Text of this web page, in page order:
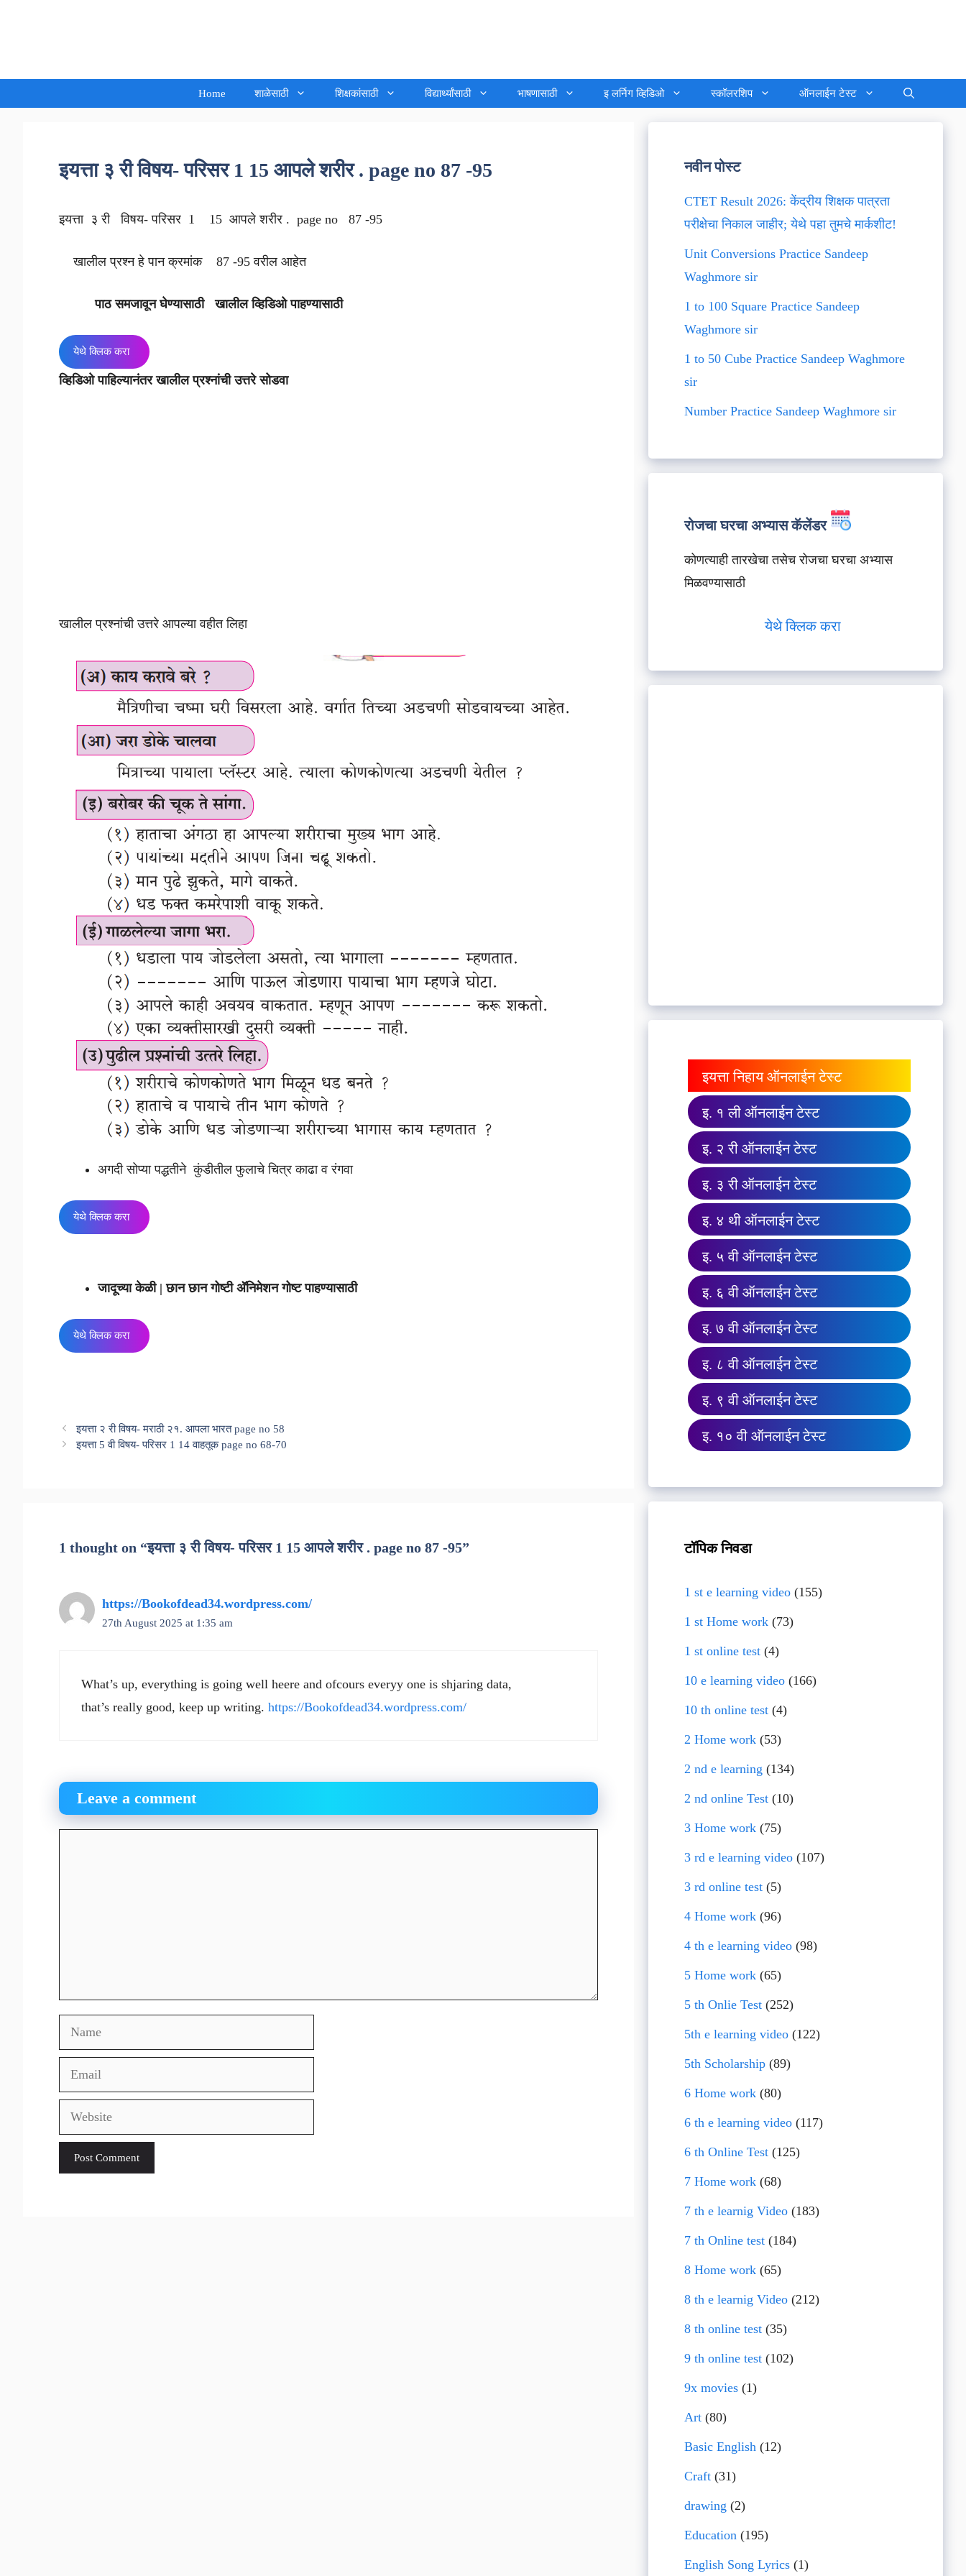
Home शाळेसाठी शिक्षकांसाठी विद्यार्थ्यांसाठी भाषणासाठी इ लर्निग व्हिडिओ स्कॉलरशिप ऑनलाईन टेस्ट
इयत्ता ३ री विषय- परिसर 1 15 आपले शरीर . page no 87 -95
इयत्ता ३ री विषय- परिसर 1 15 आपले शरीर . page no 87 -95
खालील प्रश्न हे पान क्रमांक 87 -95 वरील आहेत
पाठ समजावून घेण्यासाठी खालील व्हिडिओ पाहण्यासाठी
येथे क्लिक करा
व्हिडिओ पाहिल्यानंतर खालील प्रश्नांची उत्तरे सोडवा
खालील प्रश्नांची उत्तरे आपल्या वहीत लिहा
अगदी सोप्या पद्धतीने कुंडीतील फुलाचे चित्र काढा व रंगवा
येथे क्लिक करा
जादूच्या केळी | छान छान गोष्टी अ‍ॅनिमेशन गोष्ट पाहण्यासाठी
येथे क्लिक करा
इयत्ता २ री विषय- मराठी २१. आपला भारत page no 58
इयत्ता 5 वी विषय- परिसर 1 14 वाहतूक page no 68-70
1 thought on “इयत्ता ३ री विषय- परिसर 1 15 आपले शरीर . page no 87 -95”
https://Bookofdead34.wordpress.com/
27th August 2025 at 1:35 am
What’s up, everything is going well heere and ofcours everyy one is shjaring data,
that’s really good, keep up writing. https://Bookofdead34.wordpress.com/
Leave a comment
Name
Email
Website
नवीन पोस्ट
CTET Result 2026: केंद्रीय शिक्षक पात्रता
परीक्षेचा निकाल जाहीर; येथे पहा तुमचे मार्कशीट!
Unit Conversions Practice Sandeep
Waghmore sir
1 to 100 Square Practice Sandeep
Waghmore sir
1 to 50 Cube Practice Sandeep Waghmore
sir
Number Practice Sandeep Waghmore sir
रोजचा घरचा अभ्यास कॅलेंडर
कोणत्याही तारखेचा तसेच रोजचा घरचा अभ्यास
मिळवण्यासाठी
येथे क्लिक करा
इयत्ता निहाय ऑनलाईन टेस्ट
इ. १ ली ऑनलाईन टेस्ट
इ. २ री ऑनलाईन टेस्ट
इ. ३ री ऑनलाईन टेस्ट
इ. ४ थी ऑनलाईन टेस्ट
इ. ५ वी ऑनलाईन टेस्ट
इ. ६ वी ऑनलाईन टेस्ट
इ. ७ वी ऑनलाईन टेस्ट
इ. ८ वी ऑनलाईन टेस्ट
इ. ९ वी ऑनलाईन टेस्ट
इ. १० वी ऑनलाईन टेस्ट
टॉपिक निवडा
1 st e learning video (155)
1 st Home work (73)
1 st online test (4)
10 e learning video (166)
10 th online test (4)
2 Home work (53)
2 nd e learning (134)
2 nd online Test (10)
3 Home work (75)
3 rd e learning video (107)
3 rd online test (5)
4 Home work (96)
4 th e learning video (98)
5 Home work (65)
5 th Onlie Test (252)
5th e learning video (122)
5th Scholarship (89)
6 Home work (80)
6 th e learning video (117)
6 th Online Test (125)
7 Home work (68)
7 th e learnig Video (183)
7 th Online test (184)
8 Home work (65)
8 th e learnig Video (212)
8 th online test (35)
9 th online test (102)
9x movies (1)
Art (80)
Basic English (12)
Craft (31)
drawing (2)
Education (195)
English Song Lyrics (1)